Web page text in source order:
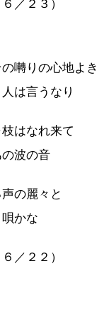
／２３）
囀りの心地よき
は言うなり
はなれ来て
波の音
の麗々と
かな
／２２）